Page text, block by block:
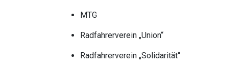
MTG
Radfahrerverein „Union“
Radfahrerverein „Solidarität“